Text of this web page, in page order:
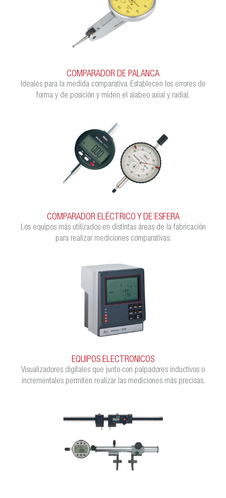
COMPARADOR DE PALANCA
Ideales para la medida comparativa. Establecen los errores de
forma y de posición y miden el alabeo axial y radial.
COMPARADOR ELÉCTRICO Y DE ESFERA
Los equipos más utilizados en distintas áreas de la fabricación
para realizar mediciones comparativas.
EQUIPOS ELECTRONICOS
Visualizadores digitales que junto con palpadores inductivos o
incrementales permiten realizar las mediciones más precisas.